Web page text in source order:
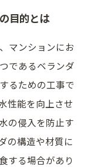
目的とは
マンションにお
であるベランダ
るための工事で
性能を向上させ
の侵入を防止す
の構造や材質に
する場合があり